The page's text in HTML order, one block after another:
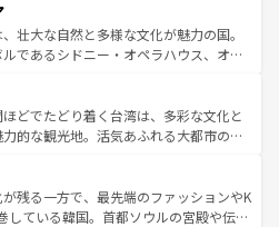
ズでは、音楽と美食が融合した独特の
はアメリカの各地域で異なる魅力を楽
様性と豊かな歴史を感じることができ
だ。 なお、新着のアメリカ
一覧を参照してほしい。
。また、定番の観光地といえばオアフ
を求めるならマウイ島やカウアイ島が
ドグリーンに輝く海をはじめ、豊かな
で訪れる人々を迎えてくれるハワイの
カルフードやハワイアンミュージッ
ンスなど、すべてがハワイの魅力を彩
なお、新着のハワイ情報
を参照してほしい。
壮大な自然と多様な文化が魅力の国。
であるシドニー・オペラハウス、オー
央部にそびえるウルル（エアーズロッ
美しい原生林やケアンズの熱帯雨林な
さん。また、カフェやワイン、オージ
ィも充実しており、サーフィンやダイ
など、アウトドア好きにはたまらな
の多彩な魅力を存分に味わいつくそ
どでたどり着く台湾は、多彩な文化と
的な観光地。活気あふれる大都市の台
地帯である台湾東部など、都市の喧騒
存しており、訪れる人に新しい発見と
れる。また、奥深い台湾の食文化も魅
残る一方で、最先端のファッションやK
している韓国。首都ソウルの宮殿や伝統